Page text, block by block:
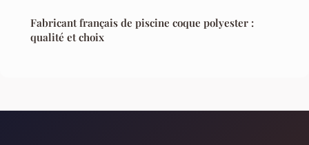
Fabricant français de piscine coque polyester :
qualité et choix